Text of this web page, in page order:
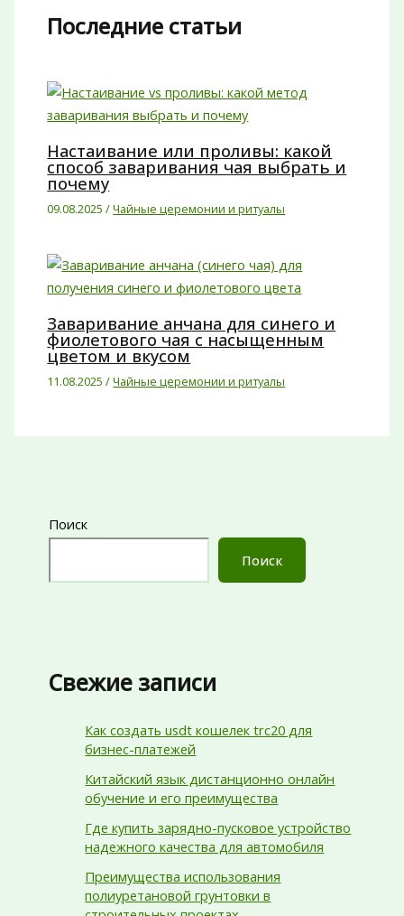
Последние статьи
Настаивание или проливы: какой
способ заваривания чая выбрать и
почему
09.08.2025/Чайные церемонии и ритуалы
Заваривание анчана для синего и
фиолетового чая с насыщенным
цветом и вкусом
11.08.2025/Чайные церемонии и ритуалы
Поиск
Поиск
Свежие записи
Как создать usdt кошелек trc20 для
бизнес-платежей
Китайский язык дистанционно онлайн
обучение и его преимущества
Где купить зарядно-пусковое устройство
надежного качества для автомобиля
Преимущества использования
полиуретановой грунтовки в